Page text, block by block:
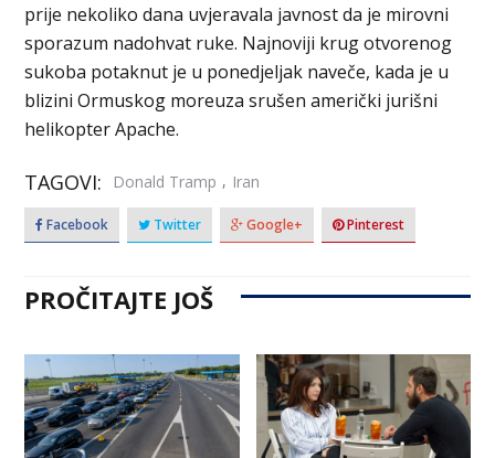
prije nekoliko dana uvjeravala javnost da je mirovni
sporazum nadohvat ruke. Najnoviji krug otvorenog
sukoba potaknut je u ponedjeljak naveče, kada je u
blizini Ormuskog moreuza srušen američki jurišni
helikopter Apache.
TAGOVI: Donald Tramp , Iran
Facebook Twitter Google+ Pinterest
PROČITAJTE JOŠ